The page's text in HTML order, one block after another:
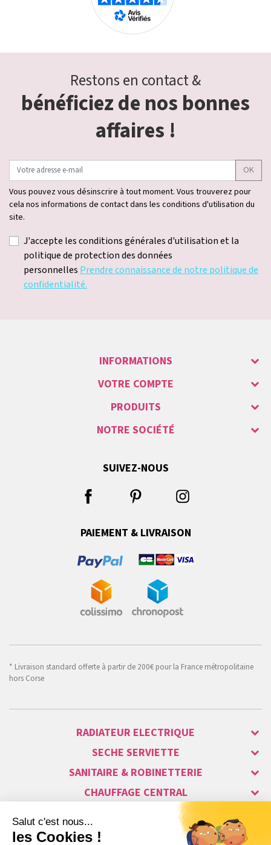
Restons en contact &
bénéficiez de nos bonnes
affaires !
OK
Vous pouvez vous désinscrire à tout moment. Vous trouverez pour
cela nos informations de contact dans les conditions d'utilisation du
site.
J'accepte les conditions générales d'utilisation et la
politique de protection des données
personnelles Prendre connaissance de notre politique de
confidentialité.
INFORMATIONS
VOTRE COMPTE
PRODUITS
NOTRE SOCIÉTÉ
SUIVEZ-NOUS
PAIEMENT & LIVRAISON
* Livraison standard offerte à partir de 200€ pour la France métropolitaine
hors Corse
RADIATEUR ELECTRIQUE
SECHE SERVIETTE
SANITAIRE & ROBINETTERIE
CHAUFFAGE CENTRAL
ALARME & SÉCURITÉ
MAISON CONNECTÉE